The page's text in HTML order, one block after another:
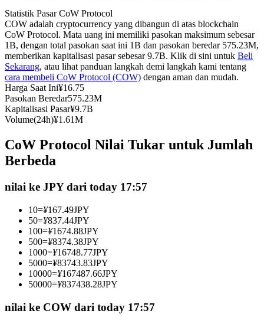
Copy Trading
Menjadi Pedagang Salinan
Nikmati pembagian keuntungan dan komisi copy trading
Statistik Pasar CoW Protocol
COW adalah cryptocurrency yang dibangun di atas blockchain
CoW Protocol. Mata uang ini memiliki pasokan maksimum sebesar
1B, dengan total pasokan saat ini 1B dan pasokan beredar 575.23M,
memberikan kapitalisasi pasar sebesar 9.7B. Klik di sini untuk Beli
Sekarang, atau lihat panduan langkah demi langkah kami tentang
cara membeli CoW Protocol (COW) dengan aman dan mudah.
Harga Saat Ini¥16.75
Pasokan Beredar575.23M
Kapitalisasi Pasar¥9.7B
Volume(24h)¥1.61M
CoW Protocol Nilai Tukar untuk Jumlah
Berbeda
nilai ke JPY dari today 17:57
10=¥167.49JPY
50=¥837.44JPY
100=¥1674.88JPY
500=¥8374.38JPY
1000=¥16748.77JPY
5000=¥83743.83JPY
10000=¥167487.66JPY
50000=¥837438.28JPY
nilai ke COW dari today 17:57